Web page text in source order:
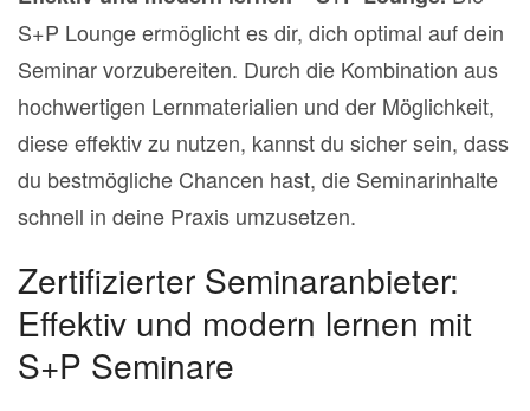
S+P Lounge ermöglicht es dir, dich optimal auf dein
Seminar vorzubereiten. Durch die Kombination aus
hochwertigen Lernmaterialien und der Möglichkeit,
diese effektiv zu nutzen, kannst du sicher sein, dass
du bestmögliche Chancen hast, die Seminarinhalte
schnell in deine Praxis umzusetzen.
Zertifizierter Seminaranbieter:
Effektiv und modern lernen mit
S+P Seminare